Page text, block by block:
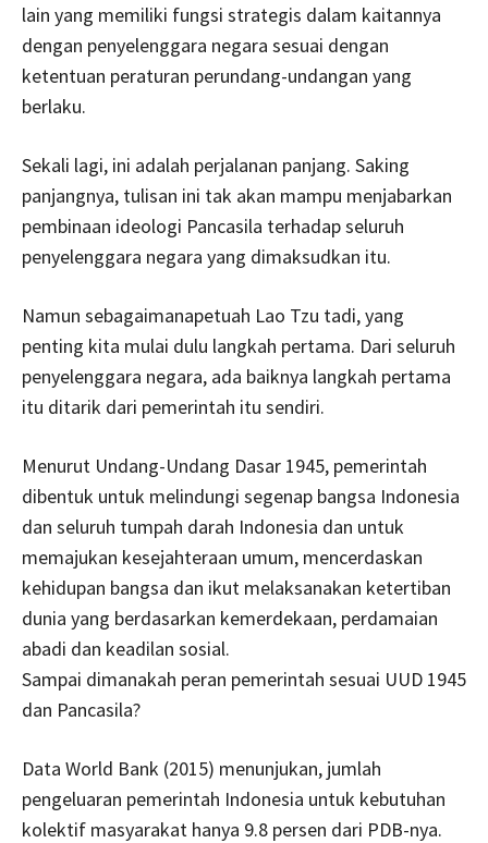
lain yang memiliki fungsi strategis dalam kaitannya
dengan penyelenggara negara sesuai dengan
ketentuan peraturan perundang-undangan yang
berlaku.
Sekali lagi, ini adalah perjalanan panjang. Saking
panjangnya, tulisan ini tak akan mampu menjabarkan
pembinaan ideologi Pancasila terhadap seluruh
penyelenggara negara yang dimaksudkan itu.
Namun sebagaimanapetuah Lao Tzu tadi, yang
penting kita mulai dulu langkah pertama. Dari seluruh
penyelenggara negara, ada baiknya langkah pertama
itu ditarik dari pemerintah itu sendiri.
Menurut Undang-Undang Dasar 1945, pemerintah
dibentuk untuk melindungi segenap bangsa Indonesia
dan seluruh tumpah darah Indonesia dan untuk
memajukan kesejahteraan umum, mencerdaskan
kehidupan bangsa dan ikut melaksanakan ketertiban
dunia yang berdasarkan kemerdekaan, perdamaian
abadi dan keadilan sosial.
Sampai dimanakah peran pemerintah sesuai UUD 1945
dan Pancasila?
Data World Bank (2015) menunjukan, jumlah
pengeluaran pemerintah Indonesia untuk kebutuhan
kolektif masyarakat hanya 9.8 persen dari PDB-nya.